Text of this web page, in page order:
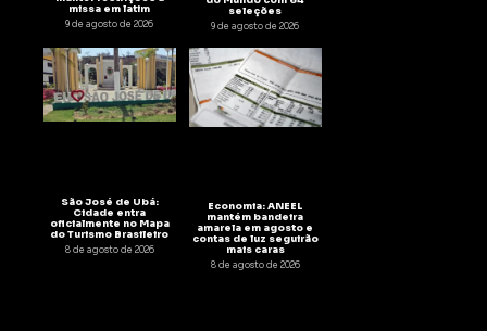
missa em latim
9 de agosto de 2026
seleções
9 de agosto de 2026
São José de Ubá:
Cidade entra
oficialmente no Mapa
do Turismo Brasileiro
8 de agosto de 2026
Economia: ANEEL
mantém bandeira
amarela em agosto e
contas de luz seguirão
mais caras
8 de agosto de 2026